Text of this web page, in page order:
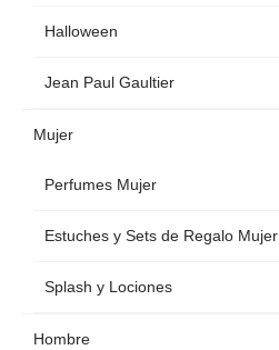
Halloween
Jean Paul Gaultier
Mujer
Perfumes Mujer
Estuches y Sets de Regalo Mujer
Splash y Lociones
Hombre